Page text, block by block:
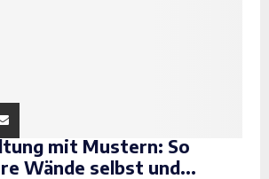
mit Mustern: So
Wände selbst und...